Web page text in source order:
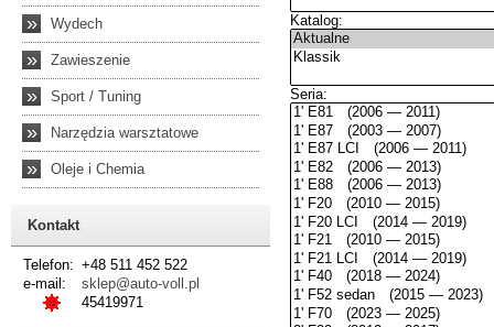
» Wydech
» Zawieszenie
» Sport / Tuning
» Narzędzia warsztatowe
» Oleje i Chemia
Kontakt
Telefon: +48 511 452 522
e-mail:
sklep@auto-voll.pl
45419971